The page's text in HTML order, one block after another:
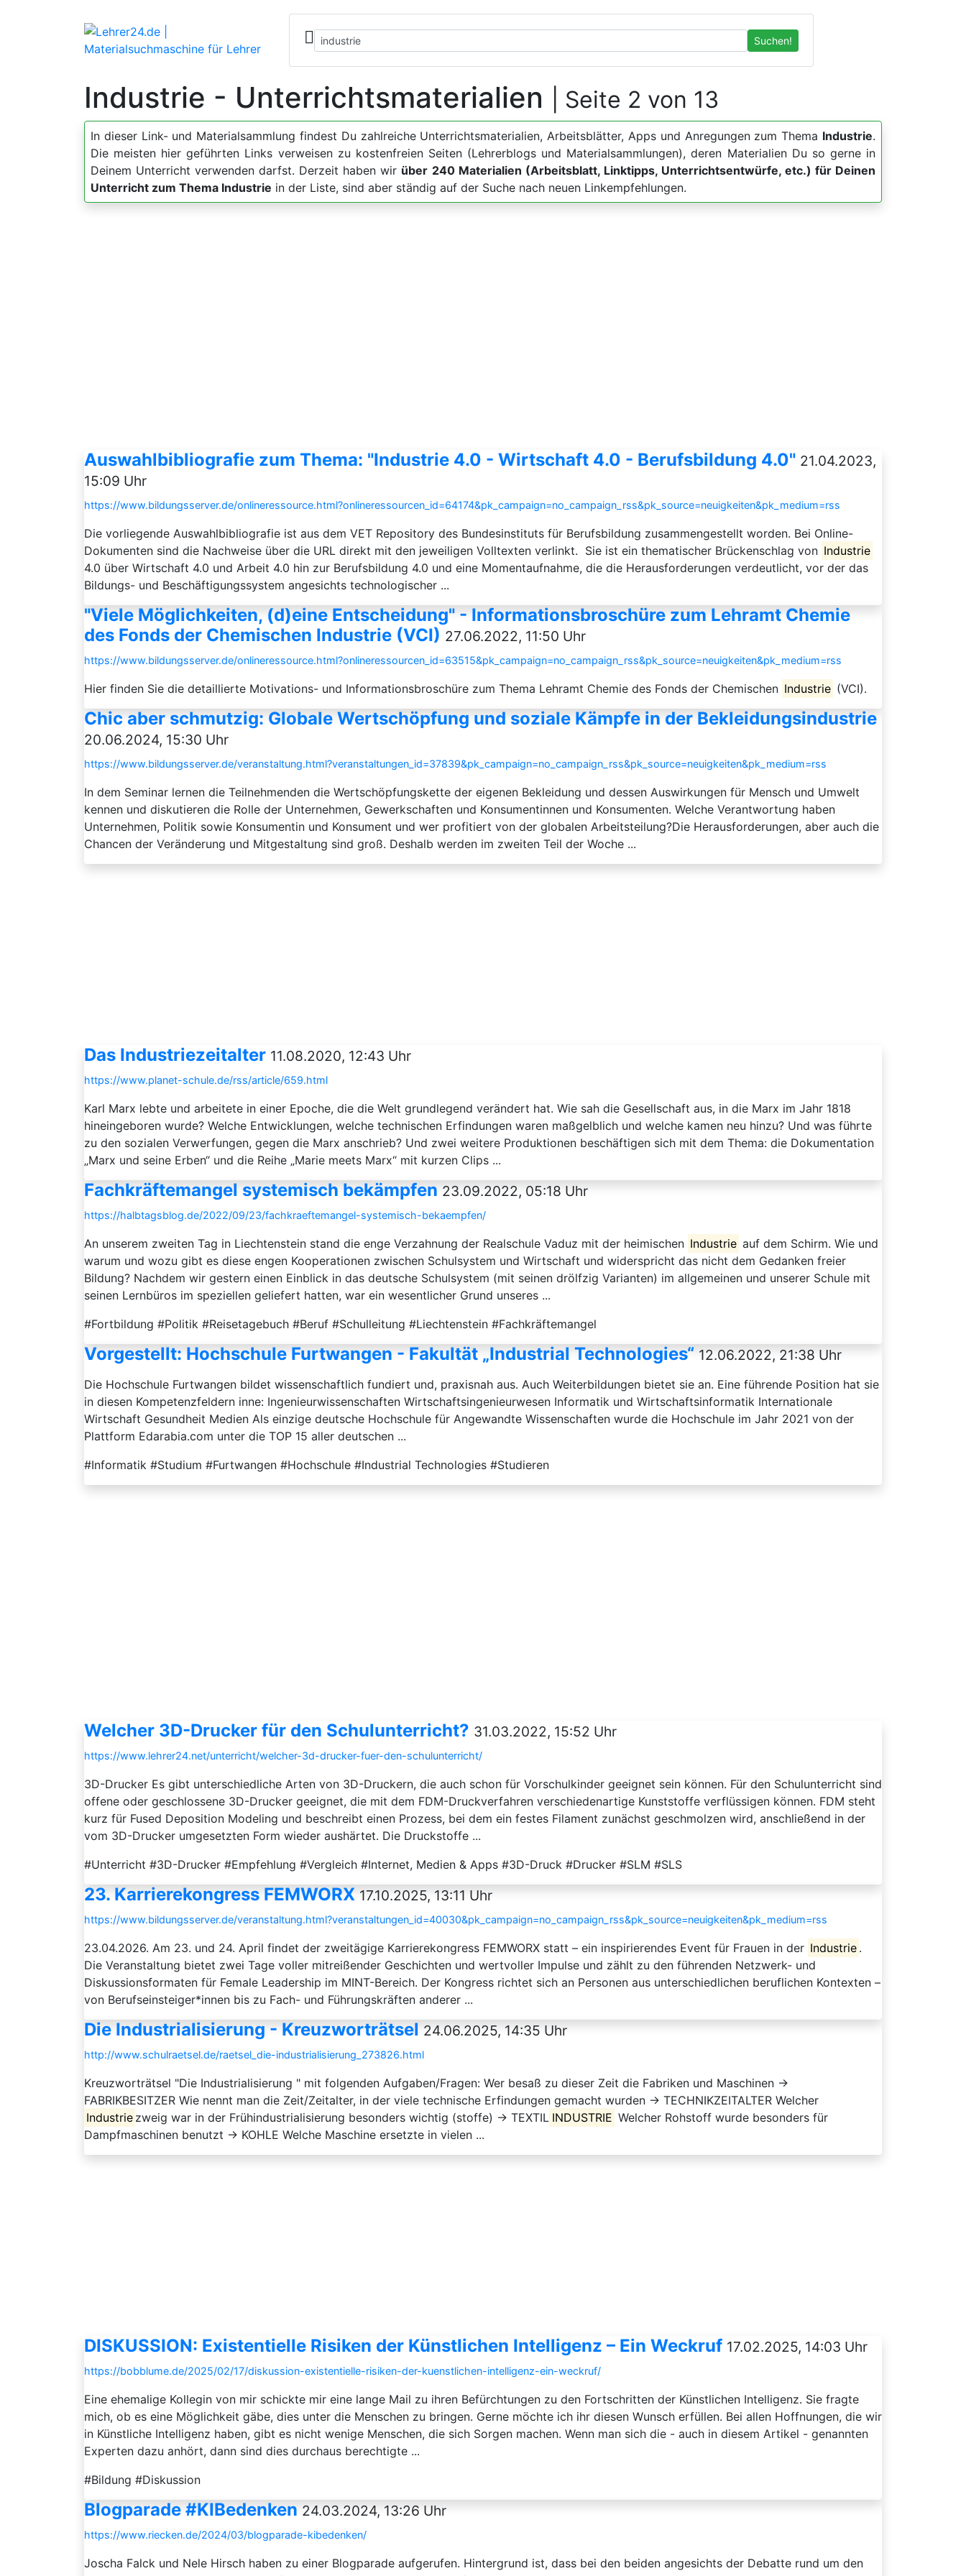
Suchen!
Industrie - Unterrichtsmaterialien | Seite 2 von 13
In dieser Link- und Materialsammlung findest Du zahlreiche Unterrichtsmaterialien, Arbeitsblätter, Apps und Anregungen zum Thema Industrie.
Die meisten hier geführten Links verweisen zu kostenfreien Seiten (Lehrerblogs und Materialsammlungen), deren Materialien Du so gerne in
Deinem Unterricht verwenden darfst. Derzeit haben wir über 240 Materialien (Arbeitsblatt, Linktipps, Unterrichtsentwürfe, etc.) für Deinen
Unterricht zum Thema Industrie in der Liste, sind aber ständig auf der Suche nach neuen Linkempfehlungen.
Auswahlbibliografie zum Thema: "Industrie 4.0 - Wirtschaft 4.0 - Berufsbildung 4.0" 21.04.2023,
15:09 Uhr
https://www.bildungsserver.de/onlineressource.html?onlineressourcen_id=64174&pk_campaign=no_campaign_rss&pk_source=neuigkeiten&pk_medium=rss
Die vorliegende Auswahlbibliografie ist aus dem VET Repository des Bundesinstituts für Berufsbildung zusammengestellt worden. Bei Online-
Dokumenten sind die Nachweise über die URL direkt mit den jeweiligen Volltexten verlinkt. Sie ist ein thematischer Brückenschlag von Industrie
4.0 über Wirtschaft 4.0 und Arbeit 4.0 hin zur Berufsbildung 4.0 und eine Momentaufnahme, die die Herausforderungen verdeutlicht, vor der das
Bildungs- und Beschäftigungssystem angesichts technologischer ...
"Viele Möglichkeiten, (d)eine Entscheidung" - Informationsbroschüre zum Lehramt Chemie
des Fonds der Chemischen Industrie (VCI) 27.06.2022, 11:50 Uhr
https://www.bildungsserver.de/onlineressource.html?onlineressourcen_id=63515&pk_campaign=no_campaign_rss&pk_source=neuigkeiten&pk_medium=rss
Hier finden Sie die detaillierte Motivations- und Informationsbroschüre zum Thema Lehramt Chemie des Fonds der Chemischen Industrie (VCI).
Chic aber schmutzig: Globale Wertschöpfung und soziale Kämpfe in der Bekleidungsindustrie
20.06.2024, 15:30 Uhr
https://www.bildungsserver.de/veranstaltung.html?veranstaltungen_id=37839&pk_campaign=no_campaign_rss&pk_source=neuigkeiten&pk_medium=rss
In dem Seminar lernen die Teilnehmenden die Wertschöpfungskette der eigenen Bekleidung und dessen Auswirkungen für Mensch und Umwelt
kennen und diskutieren die Rolle der Unternehmen, Gewerkschaften und Konsumentinnen und Konsumenten. Welche Verantwortung haben
Unternehmen, Politik sowie Konsumentin und Konsument und wer profitiert von der globalen Arbeitsteilung?Die Herausforderungen, aber auch die
Chancen der Veränderung und Mitgestaltung sind groß. Deshalb werden im zweiten Teil der Woche ...
Das Industriezeitalter 11.08.2020, 12:43 Uhr
https://www.planet-schule.de/rss/article/659.html
Karl Marx lebte und arbeitete in einer Epoche, die die Welt grundlegend verändert hat. Wie sah die Gesellschaft aus, in die Marx im Jahr 1818
hineingeboren wurde? Welche Entwicklungen, welche technischen Erfindungen waren maßgelblich und welche kamen neu hinzu? Und was führte
zu den sozialen Verwerfungen, gegen die Marx anschrieb? Und zwei weitere Produktionen beschäftigen sich mit dem Thema: die Dokumentation
„Marx und seine Erben“ und die Reihe „Marie meets Marx“ mit kurzen Clips ...
Fachkräftemangel systemisch bekämpfen 23.09.2022, 05:18 Uhr
https://halbtagsblog.de/2022/09/23/fachkraeftemangel-systemisch-bekaempfen/
An unserem zweiten Tag in Liechtenstein stand die enge Verzahnung der Realschule Vaduz mit der heimischen Industrie auf dem Schirm. Wie und
warum und wozu gibt es diese engen Kooperationen zwischen Schulsystem und Wirtschaft und widerspricht das nicht dem Gedanken freier
Bildung? Nachdem wir gestern einen Einblick in das deutsche Schulsystem (mit seinen drölfzig Varianten) im allgemeinen und unserer Schule mit
seinen Lernbüros im speziellen geliefert hatten, war ein wesentlicher Grund unseres ...
#Fortbildung #Politik #Reisetagebuch #Beruf #Schulleitung #Liechtenstein #Fachkräftemangel
Vorgestellt: Hochschule Furtwangen - Fakultät „Industrial Technologies“ 12.06.2022, 21:38 Uhr
Die Hochschule Furtwangen bildet wissenschaftlich fundiert und, praxisnah aus. Auch Weiterbildungen bietet sie an. Eine führende Position hat sie
in diesen Kompetenzfeldern inne: Ingenieurwissenschaften Wirtschaftsingenieurwesen Informatik und Wirtschaftsinformatik Internationale
Wirtschaft Gesundheit Medien Als einzige deutsche Hochschule für Angewandte Wissenschaften wurde die Hochschule im Jahr 2021 von der
Plattform Edarabia.com unter die TOP 15 aller deutschen ...
#Informatik #Studium #Furtwangen #Hochschule #Industrial Technologies #Studieren
Welcher 3D-Drucker für den Schulunterricht? 31.03.2022, 15:52 Uhr
https://www.lehrer24.net/unterricht/welcher-3d-drucker-fuer-den-schulunterricht/
3D-Drucker Es gibt unterschiedliche Arten von 3D-Druckern, die auch schon für Vorschulkinder geeignet sein können. Für den Schulunterricht sind
offene oder geschlossene 3D-Drucker geeignet, die mit dem FDM-Druckverfahren verschiedenartige Kunststoffe verflüssigen können. FDM steht
kurz für Fused Deposition Modeling und beschreibt einen Prozess, bei dem ein festes Filament zunächst geschmolzen wird, anschließend in der
vom 3D-Drucker umgesetzten Form wieder aushärtet. Die Druckstoffe ...
#Unterricht #3D-Drucker #Empfehlung #Vergleich #Internet, Medien & Apps #3D-Druck #Drucker #SLM #SLS
23. Karrierekongress FEMWORX 17.10.2025, 13:11 Uhr
https://www.bildungsserver.de/veranstaltung.html?veranstaltungen_id=40030&pk_campaign=no_campaign_rss&pk_source=neuigkeiten&pk_medium=rss
23.04.2026. Am 23. und 24. April findet der zweitägige Karrierekongress FEMWORX statt – ein inspirierendes Event für Frauen in der Industrie .
Die Veranstaltung bietet zwei Tage voller mitreißender Geschichten und wertvoller Impulse und zählt zu den führenden Netzwerk- und
Diskussionsformaten für Female Leadership im MINT-Bereich. Der Kongress richtet sich an Personen aus unterschiedlichen beruflichen Kontexten –
von Berufseinsteiger*innen bis zu Fach- und Führungskräften anderer ...
Die Industrialisierung - Kreuzworträtsel 24.06.2025, 14:35 Uhr
http://www.schulraetsel.de/raetsel_die-industrialisierung_273826.html
Kreuzworträtsel "Die Industrialisierung " mit folgenden Aufgaben/Fragen: Wer besaß zu dieser Zeit die Fabriken und Maschinen →
FABRIKBESITZER Wie nennt man die Zeit/Zeitalter, in der viele technische Erfindungen gemacht wurden → TECHNIKZEITALTER Welcher
Industrie zweig war in der Frühindustrialisierung besonders wichtig (stoffe) → TEXTIL INDUSTRIE Welcher Rohstoff wurde besonders für
Dampfmaschinen benutzt → KOHLE Welche Maschine ersetzte in vielen ...
DISKUSSION: Existentielle Risiken der Künstlichen Intelligenz – Ein Weckruf 17.02.2025, 14:03 Uhr
https://bobblume.de/2025/02/17/diskussion-existentielle-risiken-der-kuenstlichen-intelligenz-ein-weckruf/
Eine ehemalige Kollegin von mir schickte mir eine lange Mail zu ihren Befürchtungen zu den Fortschritten der Künstlichen Intelligenz. Sie fragte
mich, ob es eine Möglichkeit gäbe, dies unter die Menschen zu bringen. Gerne möchte ich ihr diesen Wunsch erfüllen. Bei allen Hoffnungen, die wir
in Künstliche Intelligenz haben, gibt es nicht wenige Menschen, die sich Sorgen machen. Wenn man sich die - auch in diesem Artikel - genannten
Experten dazu anhört, dann sind dies durchaus berechtigte ...
#Bildung #Diskussion
Blogparade #KIBedenken 24.03.2024, 13:26 Uhr
https://www.riecken.de/2024/03/blogparade-kibedenken/
Joscha Falck und Nele Hirsch haben zu einer Blogparade aufgerufen. Hintergrund ist, dass bei den beiden angesichts der Debatte rund um den